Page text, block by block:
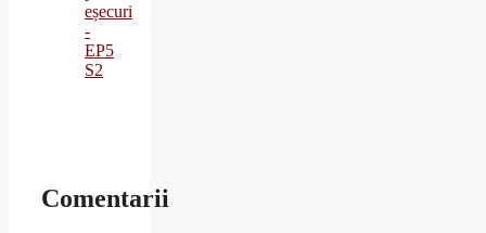
eșecuri
-
EP5
S2
Comentarii